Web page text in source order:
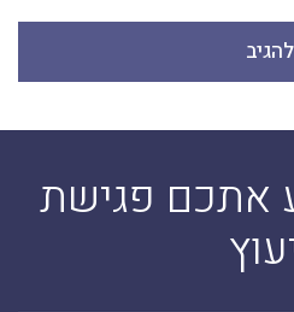
אתכם פגישת